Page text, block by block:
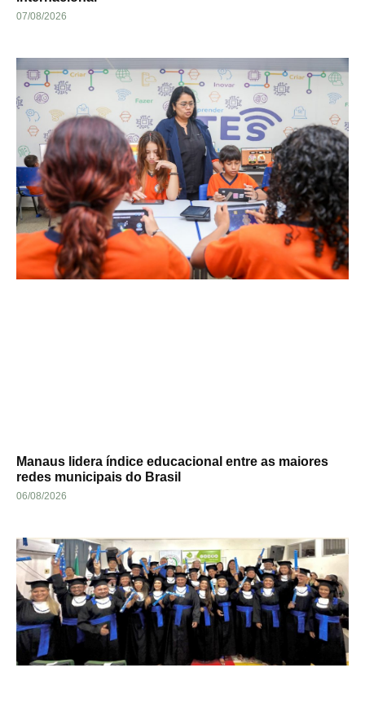
07/08/2026
Manaus lidera índice educacional entre as maiores
redes municipais do Brasil
06/08/2026